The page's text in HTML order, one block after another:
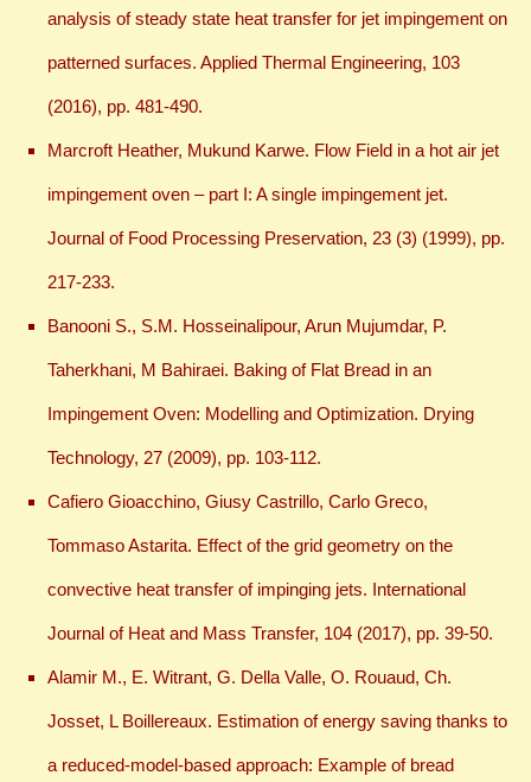
analysis of steady state heat transfer for jet impingement on
patterned surfaces. Applied Thermal Engineering, 103
(2016), pp. 481-490.
Marcroft Heather, Mukund Karwe. Flow Field in a hot air jet
impingement oven – part I: A single impingement jet.
Journal of Food Processing Preservation, 23 (3) (1999), pp.
217-233.
Banooni S., S.M. Hosseinalipour, Arun Mujumdar, P.
Taherkhani, M Bahiraei. Baking of Flat Bread in an
Impingement Oven: Modelling and Optimization. Drying
Technology, 27 (2009), pp. 103-112.
Cafiero Gioacchino, Giusy Castrillo, Carlo Greco,
Tommaso Astarita. Effect of the grid geometry on the
convective heat transfer of impinging jets. International
Journal of Heat and Mass Transfer, 104 (2017), pp. 39-50.
Alamir M., E. Witrant, G. Della Valle, O. Rouaud, Ch.
Josset, L Boillereaux. Estimation of energy saving thanks to
a reduced-model-based approach: Example of bread